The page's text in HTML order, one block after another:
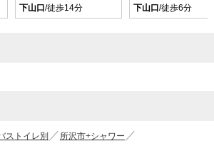
下山口 /徒歩14分
下山口 /徒歩6分
ストイレ別
所沢市+シャワー